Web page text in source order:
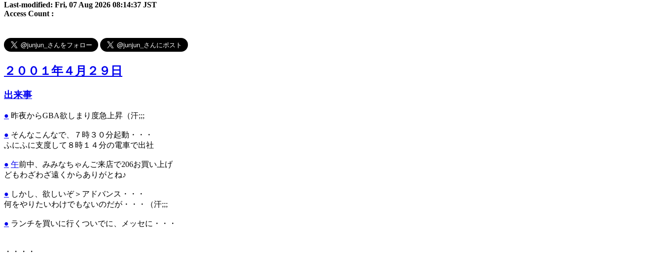
Last-modified: Fri, 07 Aug 2026 08:14:37 JST
Access Count :
２００１年４月２９日
出来事
● 昨夜からGBA欲しまり度急上昇（汗;;;
● そんなこんなで、７時３０分起動・・・
ふにふに支度して８時１４分の電車で出社
● 午前中、みみなちゃんご来店で206お買い上げ
どもわざわざ遠くからありがとね♪
● しかし、欲しいぞ＞アドバンス・・・
何をやりたいわけでもないのだが・・・（汗;;;
● ランチを買いに行くついでに、メッセに・・・
・・・・